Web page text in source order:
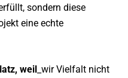
sondern diese
eine echte
weil _wir Vielfalt nicht